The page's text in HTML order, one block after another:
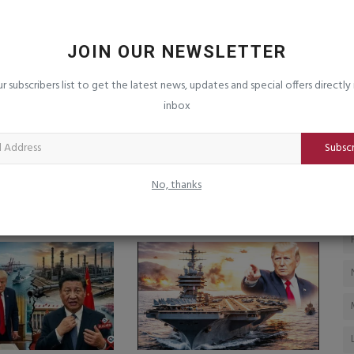
JOIN OUR NEWSLETTER
subscribers list to get the latest news, updates and special offers directly
inbox
No, thanks
3 લાખથી
વિસાવદરમાં યોજાયેલા રોજગાર ભરતીમેળામાં
saurashtrabhoomi Aug 5, 2026 0
જિલ્લા રોજગાર વિનિમય કચેરીના આયોજનથી યુવાનોને રોજગારીની